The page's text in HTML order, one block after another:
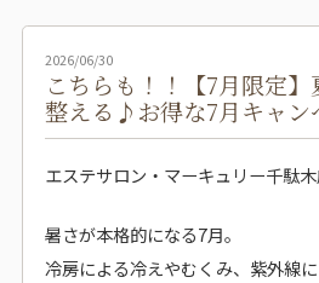
2026/06/30
こちらも！！【7月限定
整える♪お得な7月キャン
エステサロン・マーキュリー千駄木
暑さが本格的になる7月。
冷房による冷えやむくみ、紫外線に